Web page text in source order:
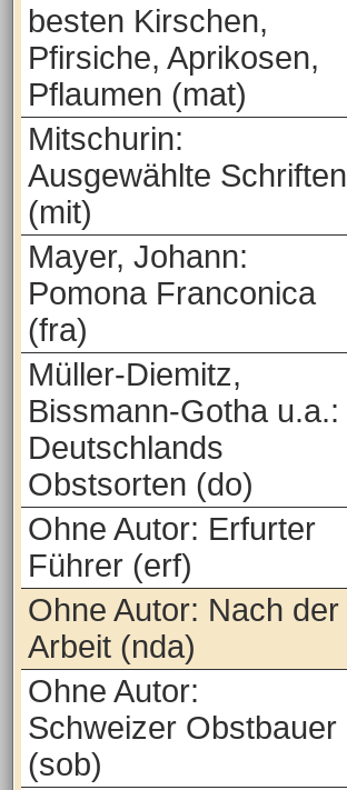
besten Kirschen,
Pfirsiche, Aprikosen,
Pflaumen (mat)
Mitschurin:
Ausgewählte Schriften
(mit)
Mayer, Johann:
Pomona Franconica
(fra)
Müller-Diemitz,
Bissmann-Gotha u.a.:
Deutschlands
Obstsorten (do)
Ohne Autor: Erfurter
Führer (erf)
Ohne Autor: Nach der
Arbeit (nda)
Ohne Autor:
Schweizer Obstbauer
(sob)